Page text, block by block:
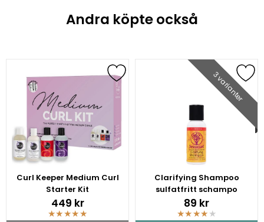
Andra köpte också
Curl Keeper Medium Curl
Starter Kit
★★★★★
449 kr
3 varianter
Clarifying Shampoo
sulfatfritt schampo
★★★★★
89 kr